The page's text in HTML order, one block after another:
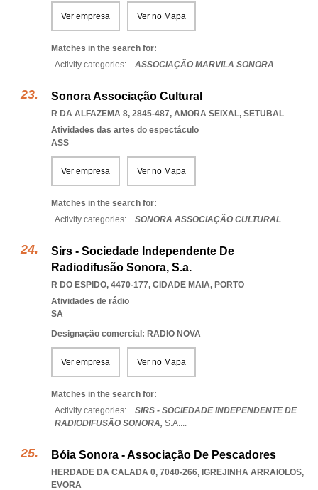
Ver empresa Ver no Mapa
Matches in the search for:
Activity categories: ...ASSOCIAÇÃO MARVILA SONORA...
Sonora Associação Cultural
R DA ALFAZEMA 8, 2845-487, AMORA SEIXAL, SETUBAL
Atividades das artes do espectáculo
ASS
Ver empresa Ver no Mapa
Matches in the search for:
Activity categories: ...SONORA ASSOCIAÇÃO CULTURAL...
Sirs - Sociedade Independente De
Radiodifusão Sonora, S.a.
R DO ESPIDO, 4470-177, CIDADE MAIA, PORTO
Atividades de rádio
SA
Designação comercial: RADIO NOVA
Ver empresa Ver no Mapa
Matches in the search for:
Activity categories: ...SIRS - SOCIEDADE INDEPENDENTE DE
RADIODIFUSÃO SONORA, S.A....
Bóia Sonora - Associação De Pescadores
HERDADE DA CALADA 0, 7040-266, IGREJINHA ARRAIOLOS,
EVORA